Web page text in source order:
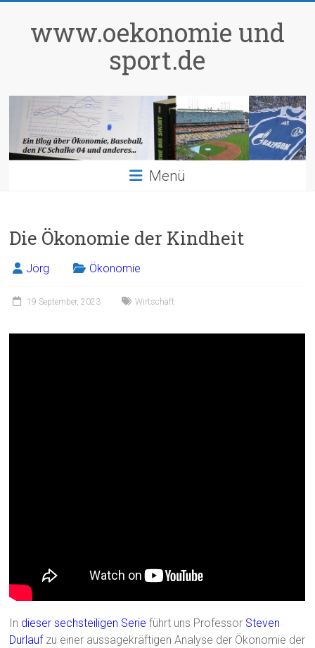
springenwww.oekonomie und
sport.de
Menü
Die Ökonomie der Kindheit
Jörg Ökonomie
19 September, 2023 Wirtschaft
In dieser sechsteiligen Serie führt uns Professor Steven
Durlauf zu einer aussagekräftigen Analyse der Ökonomie der